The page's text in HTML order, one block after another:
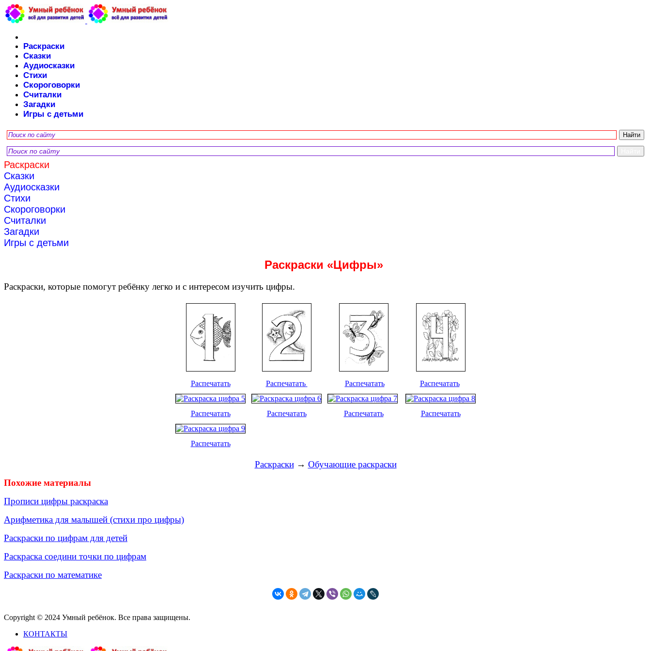
Раскраски
Сказки
Аудиосказки
Стихи
Скороговорки
Считалки
Загадки
Игры с детьми
Раскраски
Сказки
Аудиосказки
Стихи
Скороговорки
Считалки
Загадки
Игры с детьми
Раскраски «Цифры»
Раскраски, которые помогут ребёнку легко и с интересом изучить цифры.
Распечатать Распечатать Распечатать Распечатать
Распечатать Распечатать Распечатать Распечатать
Распечатать
Раскраски→ Обучающие раскраски
Похожие материалы
Прописи цифры раскраска
Арифметика для малышей (стихи про цифры)
Раскраски по цифрам для детей
Раскраска соедини точки по цифрам
Раскраски по математике
Copyright © 2024 Умный ребёнок. Все права защищены.
КОНТАКТЫ